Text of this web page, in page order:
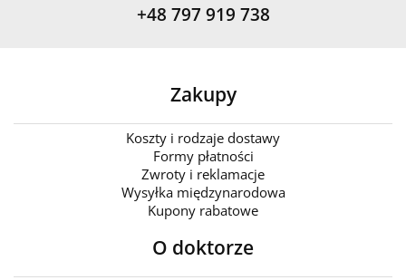
+48 797 919 738
Zakupy
Koszty i rodzaje dostawy
Formy płatności
Zwroty i reklamacje
Wysyłka międzynarodowa
Kupony rabatowe
O doktorze